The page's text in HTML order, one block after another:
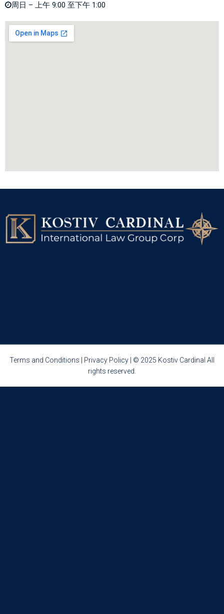
周日 – 上午 9:00 至下午 1:00
Terms and Conditions Privacy Policy
| © 2025 Kostiv Cardinal All
rights reserved.